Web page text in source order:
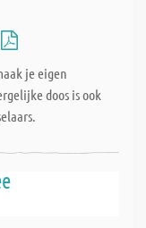
je eigen
doos is ook